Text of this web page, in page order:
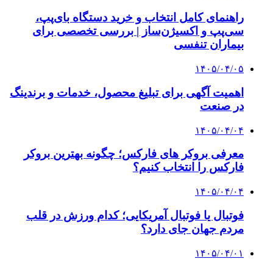
راهنمای کامل انتخاب و خرید دستگاه بای‌پپ،
سی‌پپ و اکسیژن‌ساز | بررسی تخصصی برای
بیماران تنفسی
۱۴۰۵/۰۴/۰۵
اهمیت آگهی برای تبلیغ محصول، خدمات و برندینگ
در صنعت
۱۴۰۵/۰۴/۰۴
معرفی بروکر های فارکس؛ چگونه بهترین بروکر
فارکس را انتخاب کنیم؟
۱۴۰۵/۰۴/۰۴
فوتبال یا فوتبال آمریکایی؛ کدام ورزش در قلب
مردم جهان جای دارد؟
۱۴۰۵/۰۴/۰۱